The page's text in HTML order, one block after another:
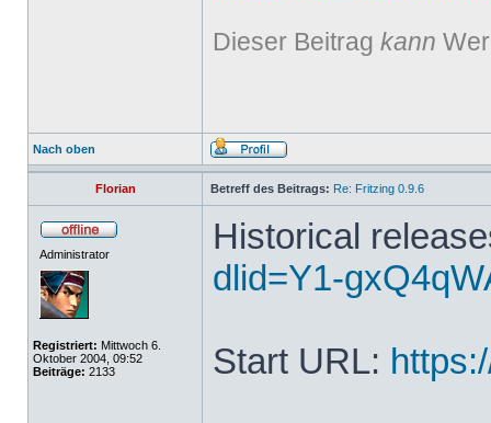
Dieser Beitrag kann
Nach oben
Florian Betreff des Beitrags: Re: Fritzing 0.9.6
Administrator
Registriert: Mittwoch 6.
Oktober 2004, 09:52
Beiträge: 2133
Historical
dlid=Y1-
Start URL: